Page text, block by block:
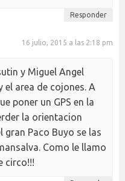
Responder
16 julio, 2015 a las 2:18 pm
y Miguel Angel
el area de cojones. A
poner un GPS en la
la orientacion
gran Paco Buyo se las
Como le llamo
circo!!!